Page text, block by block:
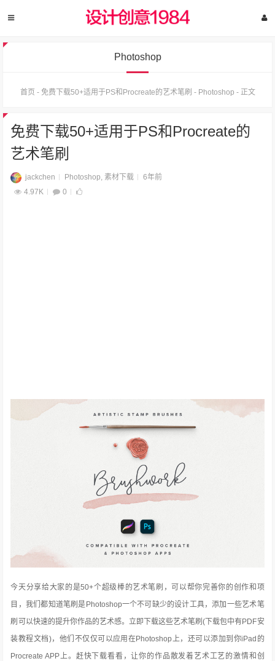
Photoshop
首页 - 免费下载50+适用于PS和Procreate的艺术笔刷 - Photoshop - 正文
免费下载50+适用于PS和Procreate的
艺术笔刷
jackchen Photoshop,素材下载
6年前
4.97K
0
今天分享给大家的是50+个超级棒的艺术笔刷，可以帮你完善你的创作和项
目，我们都知道笔刷是Photoshop一个不可缺少的设计工具，添加一些艺术笔
刷可以快速的提升你作品的艺术感。立即下载这些艺术笔刷(下载包中有PDF安
装教程文档)，他们不仅仅可以应用在Photoshop上，还可以添加到你iPad的
Procreate APP上。赶快下载看看，让你的作品散发着艺术工艺的激情和创